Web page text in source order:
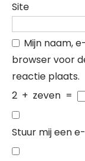
Site
Mijn naam,
browser voor
reactie plaats.
2 + zeven =
Stuur mij een